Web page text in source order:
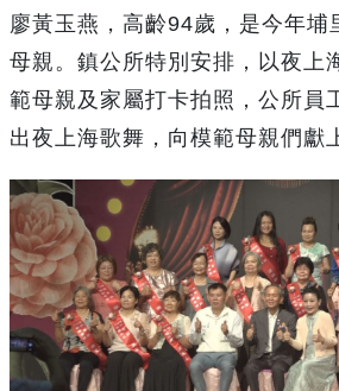
廖黃玉燕，高齡94歲，是今年埔
母親。鎮公所特別安排，以夜上
範母親及家屬打卡拍照，公所員
出夜上海歌舞，向模範母親們獻